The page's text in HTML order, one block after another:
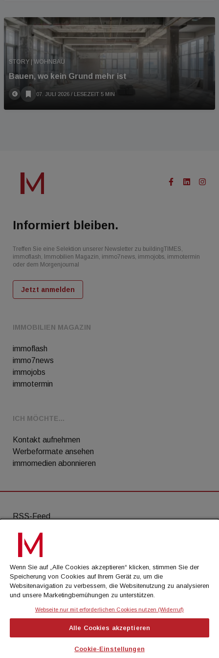
STORY | WOHNBAU
Bauen, wo kein Grund mehr ist
07. JULI 2026 / LESEZEIT 5 MIN
IMMOBILIEN MAGAZIN
immoflash
immo7news
immojobs
immotermin
ICH MÖCHTE...
Kontakt aufnehmen
Werbeformate ansehen
immomedien abonnieren
Informiert bleiben.
Treffen Sie eine Selektion unserer Newsletter zu buildingTIMES,
immoflash, Immobilien Magazin, immo7news, immojobs, immotermin
oder dem Morgenjournal
Jetzt anmelden
© Cachalot Media House GmbH - Alle Rechte
RSS-Feed
AGB
Datenschutz
Kontakt
Impressum
Wenn Sie auf „Alle Cookies akzeptieren“ klicken, stimmen Sie der
Speicherung von Cookies auf Ihrem Gerät zu, um die
Websitenavigation zu verbessern, die Websitenutzung zu analysieren
und unsere Marketingbemühungen zu unterstützen.
Webseite nur mit erforderlichen Cookies nutzen (Widerruf)
Alle Cookies akzeptieren
Cookie-Einstellungen